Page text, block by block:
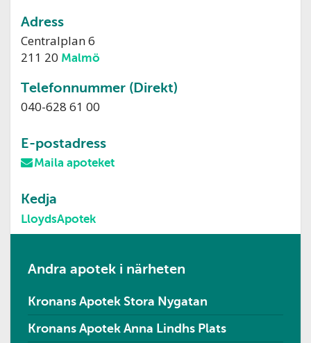
Adress
Centralplan 6
211 20 Malmö
Telefonnummer (Direkt)
040-628 61 00
E-postadress
Maila apoteket
Kedja
LloydsApotek
Andra apotek i närheten
Kronans Apotek Stora Nygatan
Kronans Apotek Anna Lindhs Plats